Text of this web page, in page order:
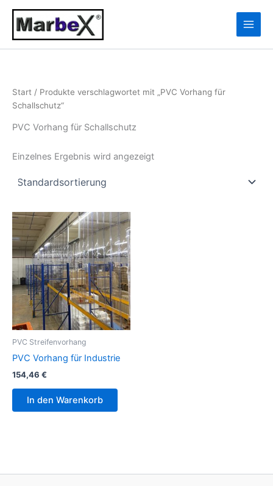
Zum
Inhalt
springen
Start / Produkte verschlagwortet mit „PVC Vorhang für
Schallschutz“
PVC Vorhang für Schallschutz
Einzelnes Ergebnis wird angezeigt
PVC Streifenvorhang
PVC Vorhang für Industrie
154,46 €
In den Warenkorb